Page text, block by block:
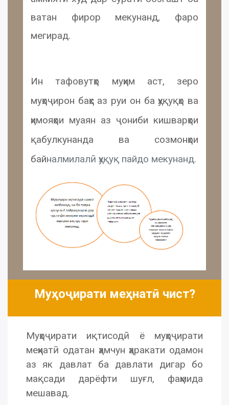
ватан фирор мекунанд, фаро
мегирад.
Ин тафовутҳо муҳим аст, зеро
муҳоҷирон баҳс аз руи он ба ҳуқуқҳо ва
ҳимояҳои муаян аз ҷониби кишварҳои
қабулкунанда ва созмонҳои
байналмилалӣ ҳуқуқ пайдо мекунанд.
Муҳоҷирати меҳнатӣ чист?
Муҳоҷирати иқтисодӣ ё муҳоҷирати
меҳнатӣ одатан ҳамчун ҳаракати одамон
аз як давлат ба давлати дигар бо
мақсади дарёфти шуғл, фаҳмида
мешавад.